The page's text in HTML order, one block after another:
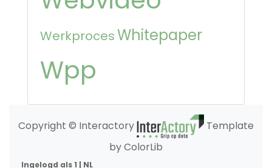
WerkprocesWhitepaper
Wpp
Copyright © Interactory
Template
by ColorLib
Ingelogd als 1 | NL